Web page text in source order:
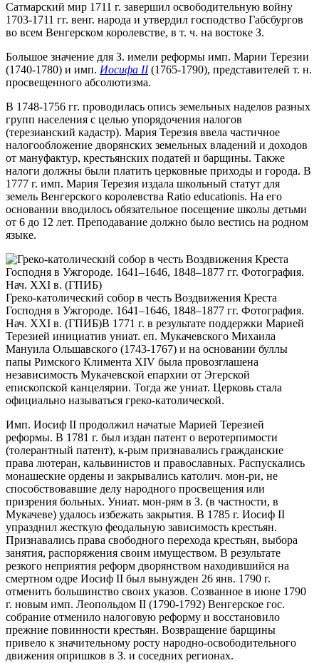
Сатмарский мир 1711 г. завершил освободительную войну
1703-1711 гг. венг. народа и утвердил господство Габсбургов
во всем Венгерском королевстве, в т. ч. на востоке З.
Большое значение для З. имели реформы имп. Марии Терезии
(1740-1780) и имп. Иосифа II(1765-1790), представителей т. н.
просвещенного абсолютизма.
В 1748-1756 гг. проводилась опись земельных наделов разных
групп населения с целью упорядочения налогов
(терезианский кадастр). Мария Терезия ввела частичное
налогообложение дворянских земельных владений и доходов
от мануфактур, крестьянских податей и барщины. Также
налоги должны были платить церковные приходы и города. В
1777 г. имп. Мария Терезия издала школьный статут для
земель Венгерского королевства Ratio educationis. На его
основании вводилось обязательное посещение школы детьми
от 6 до 12 лет. Преподавание должно было вестись на родном
языке.
Греко-католический собор в честь Воздвижения Креста
Господня в Ужгороде. 1641–1646, 1848–1877 гг. Фотография.
Нач. XXI в. (ГПИБ)В 1771 г. в результате поддержки Марией
Терезией инициатив униат. еп. Мукачевского Михаила
Мануила Ольшавского (1743-1767) и на основании буллы
папы Римского Климента XIV была провозглашена
независимость Мукачевской епархии от Эгерской
епископской канцелярии. Тогда же униат. Церковь стала
официально называться греко-католической.
Имп. Иосиф II продолжил начатые Марией Терезией
реформы. В 1781 г. был издан патент о веротерпимости
(толерантный патент), к-рым признавались гражданские
права лютеран, кальвинистов и православных. Распускались
монашеские ордены и закрывались католич. мон-ри, не
способствовавшие делу народного просвещения или
призрения больных. Униат. мон-рям в З. (в частности, в
Мукачеве) удалось избежать закрытия. В 1785 г. Иосиф II
упразднил жесткую феодальную зависимость крестьян.
Признавались права свободного перехода крестьян, выбора
занятия, распоряжения своим имуществом. В результате
резкого неприятия реформ дворянством находившийся на
смертном одре Иосиф II был вынужден 26 янв. 1790 г.
отменить большинство своих указов. Созванное в июне 1790
г. новым имп. Леопольдом II (1790-1792) Венгерское гос.
собрание отменило налоговую реформу и восстановило
прежние повинности крестьян. Возвращение барщины
привело к значительному росту народно-освободительного
движения опришков в З. и соседних регионах.